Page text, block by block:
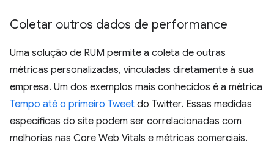
Coletar outros dados de performance
Uma solução de RUM permite a coleta de outras
métricas personalizadas, vinculadas diretamente à sua
empresa. Um dos exemplos mais conhecidos é a métrica
Tempo até o primeiro Tweet do Twitter. Essas medidas
específicas do site podem ser correlacionadas com
melhorias nas Core Web Vitals e métricas comerciais.